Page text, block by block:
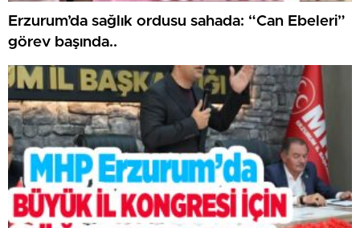
Erzurum’da sağlık ordusu sahada: “Can Ebeleri”
görev başında..